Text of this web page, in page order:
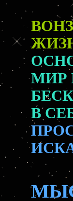
МИР
В